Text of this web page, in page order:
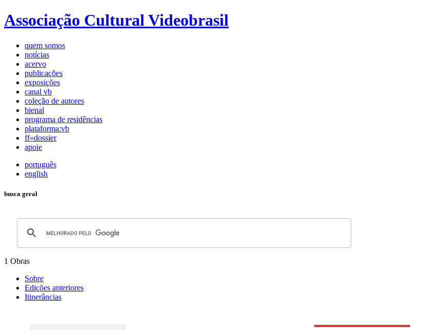
Associação Cultural Videobrasil
quem somos
notícias
acervo
publicações
exposições
canal vb
coleção de autores
bienal
programa de residências
plataforma:vb
ff»dossier
apoie
português
english
busca geral
1 Obras
Sobre
Edições anteriores
Itinerâncias